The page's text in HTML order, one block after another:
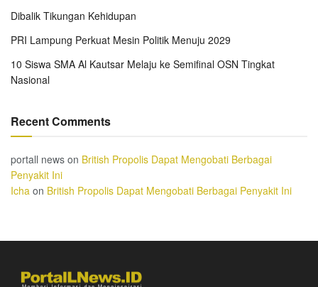
Dibalik Tikungan Kehidupan
PRI Lampung Perkuat Mesin Politik Menuju 2029
10 Siswa SMA Al Kautsar Melaju ke Semifinal OSN Tingkat
Nasional
Recent Comments
portall news on British Propolis Dapat Mengobati Berbagai
Penyakit Ini
Icha on British Propolis Dapat Mengobati Berbagai Penyakit Ini